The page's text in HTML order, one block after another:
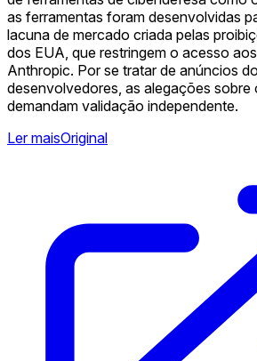
as ferramentas foram desenvolvidas
lacuna de mercado criada pelas
dos EUA, que restringem o acesso
Anthropic. Por se tratar de anúncios
desenvolvedores, as alegações sobre
demandam validação independente.
Ler maisOriginal